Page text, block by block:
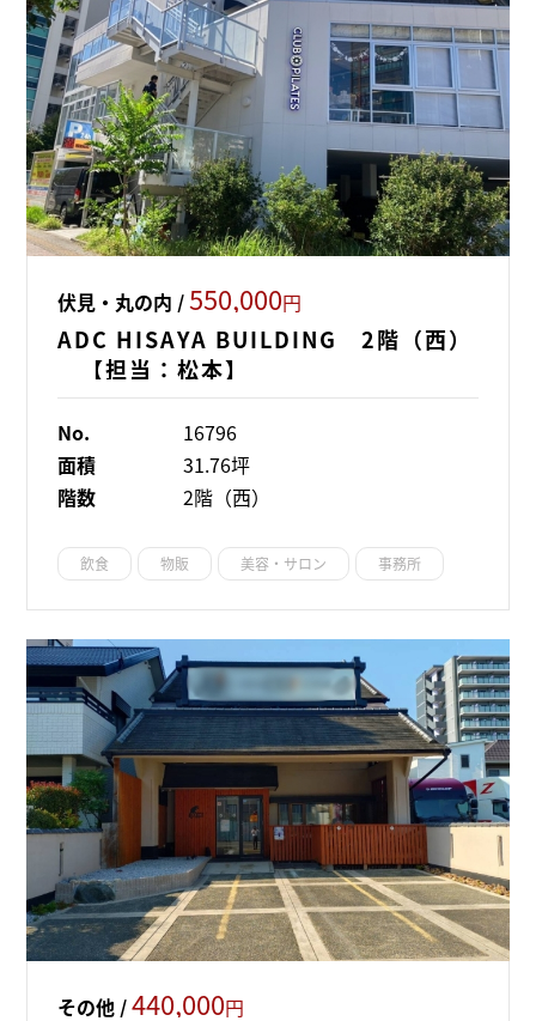
伏見・丸の内 /550,000円
ADC HISAYA BUILDING 2階（西）
【担当：松本】
No.
16796
面積
31.76坪
階数
2階（西）
飲食 物販 美容・サロン 事務所
その他 /440,000円